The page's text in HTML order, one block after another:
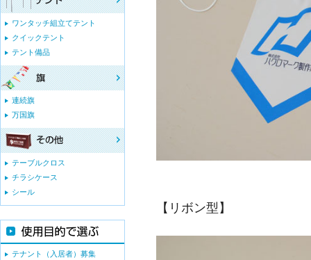
【リボン型】
ワンタッチ組立てテント
クイックテント
テント備品
連続旗
万国旗
テーブルクロス
チラシケース
シール
テナント（入居者）募集